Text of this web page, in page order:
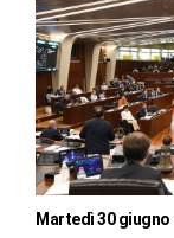
Martedì 30